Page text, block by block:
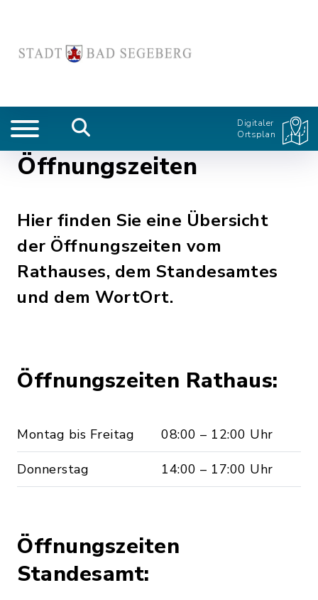
Digitaler
Ortsplan
Öffnungszeiten
Hier finden Sie eine Übersicht
der Öffnungszeiten vom
Rathauses, dem Standesamtes
und dem WortOrt.
Öffnungszeiten Rathaus:
Montag bis Freitag 08:00 – 12:00 Uhr
Donnerstag 14:00 – 17:00 Uhr
Öffnungszeiten
Standesamt: